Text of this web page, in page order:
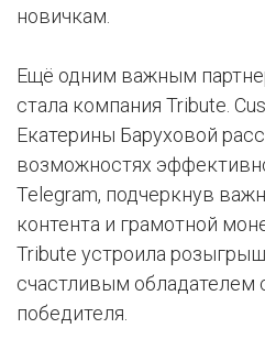
новичкам.
Ещё одним важным
стала компания Tribute.
Екатерины Баруховой
возможностях
Telegram, подчеркнув
контента и грамотной
Tribute устроила
счастливым обладателем
победителя.